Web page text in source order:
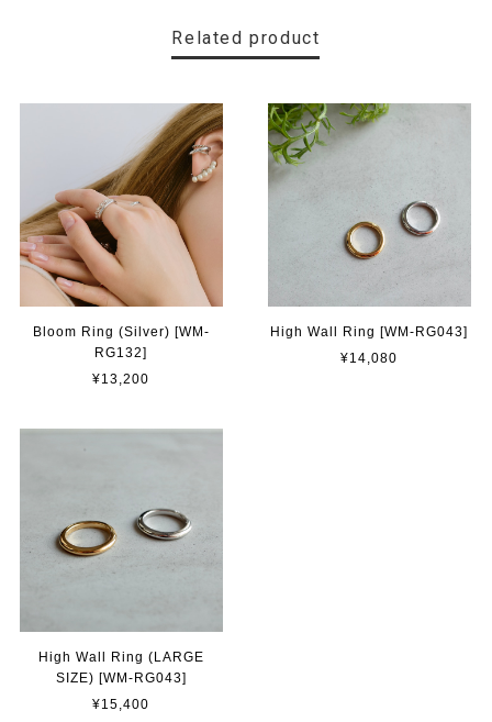
Related product
Bloom Ring (Silver) [WM-
RG132]
¥13,200
High Wall Ring [WM-RG043]
¥14,080
High Wall Ring (LARGE
SIZE) [WM-RG043]
¥15,400